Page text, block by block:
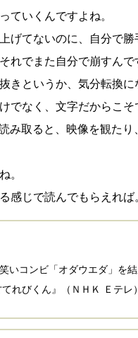
ていくんですよね。
げてないのに、自分で勝
れでまた自分で崩すん
きというか、気分転換に
でなく、文字だからこ
み取ると、映像を観た
。
感じで読んでもらえれば
いコンビ「オダウエダ」を
れびくん』（ＮＨＫ Ｅテレ